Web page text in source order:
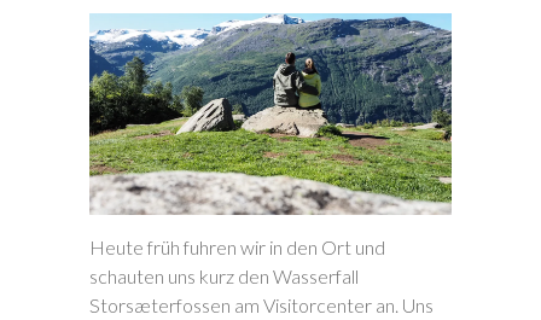
Heute früh fuhren wir in den Ort und
schauten uns kurz den Wasserfall
Storsæterfossen am Visitorcenter an. Uns